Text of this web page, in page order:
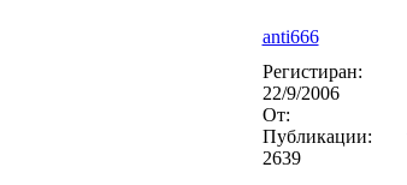
anti666
Регистиран:
22/9/2006
От:
Публикации:
2639